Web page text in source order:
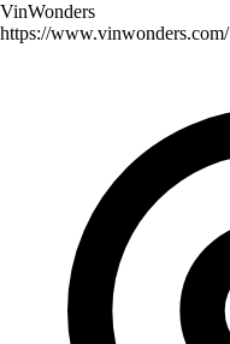
VinWonders
https://www.vinwonders.com/